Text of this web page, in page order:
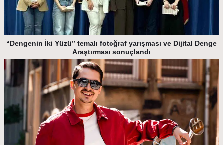
“Dengenin İki Yüzü” temalı fotoğraf yarışması ve Dijital Denge
Araştırması sonuçlandı